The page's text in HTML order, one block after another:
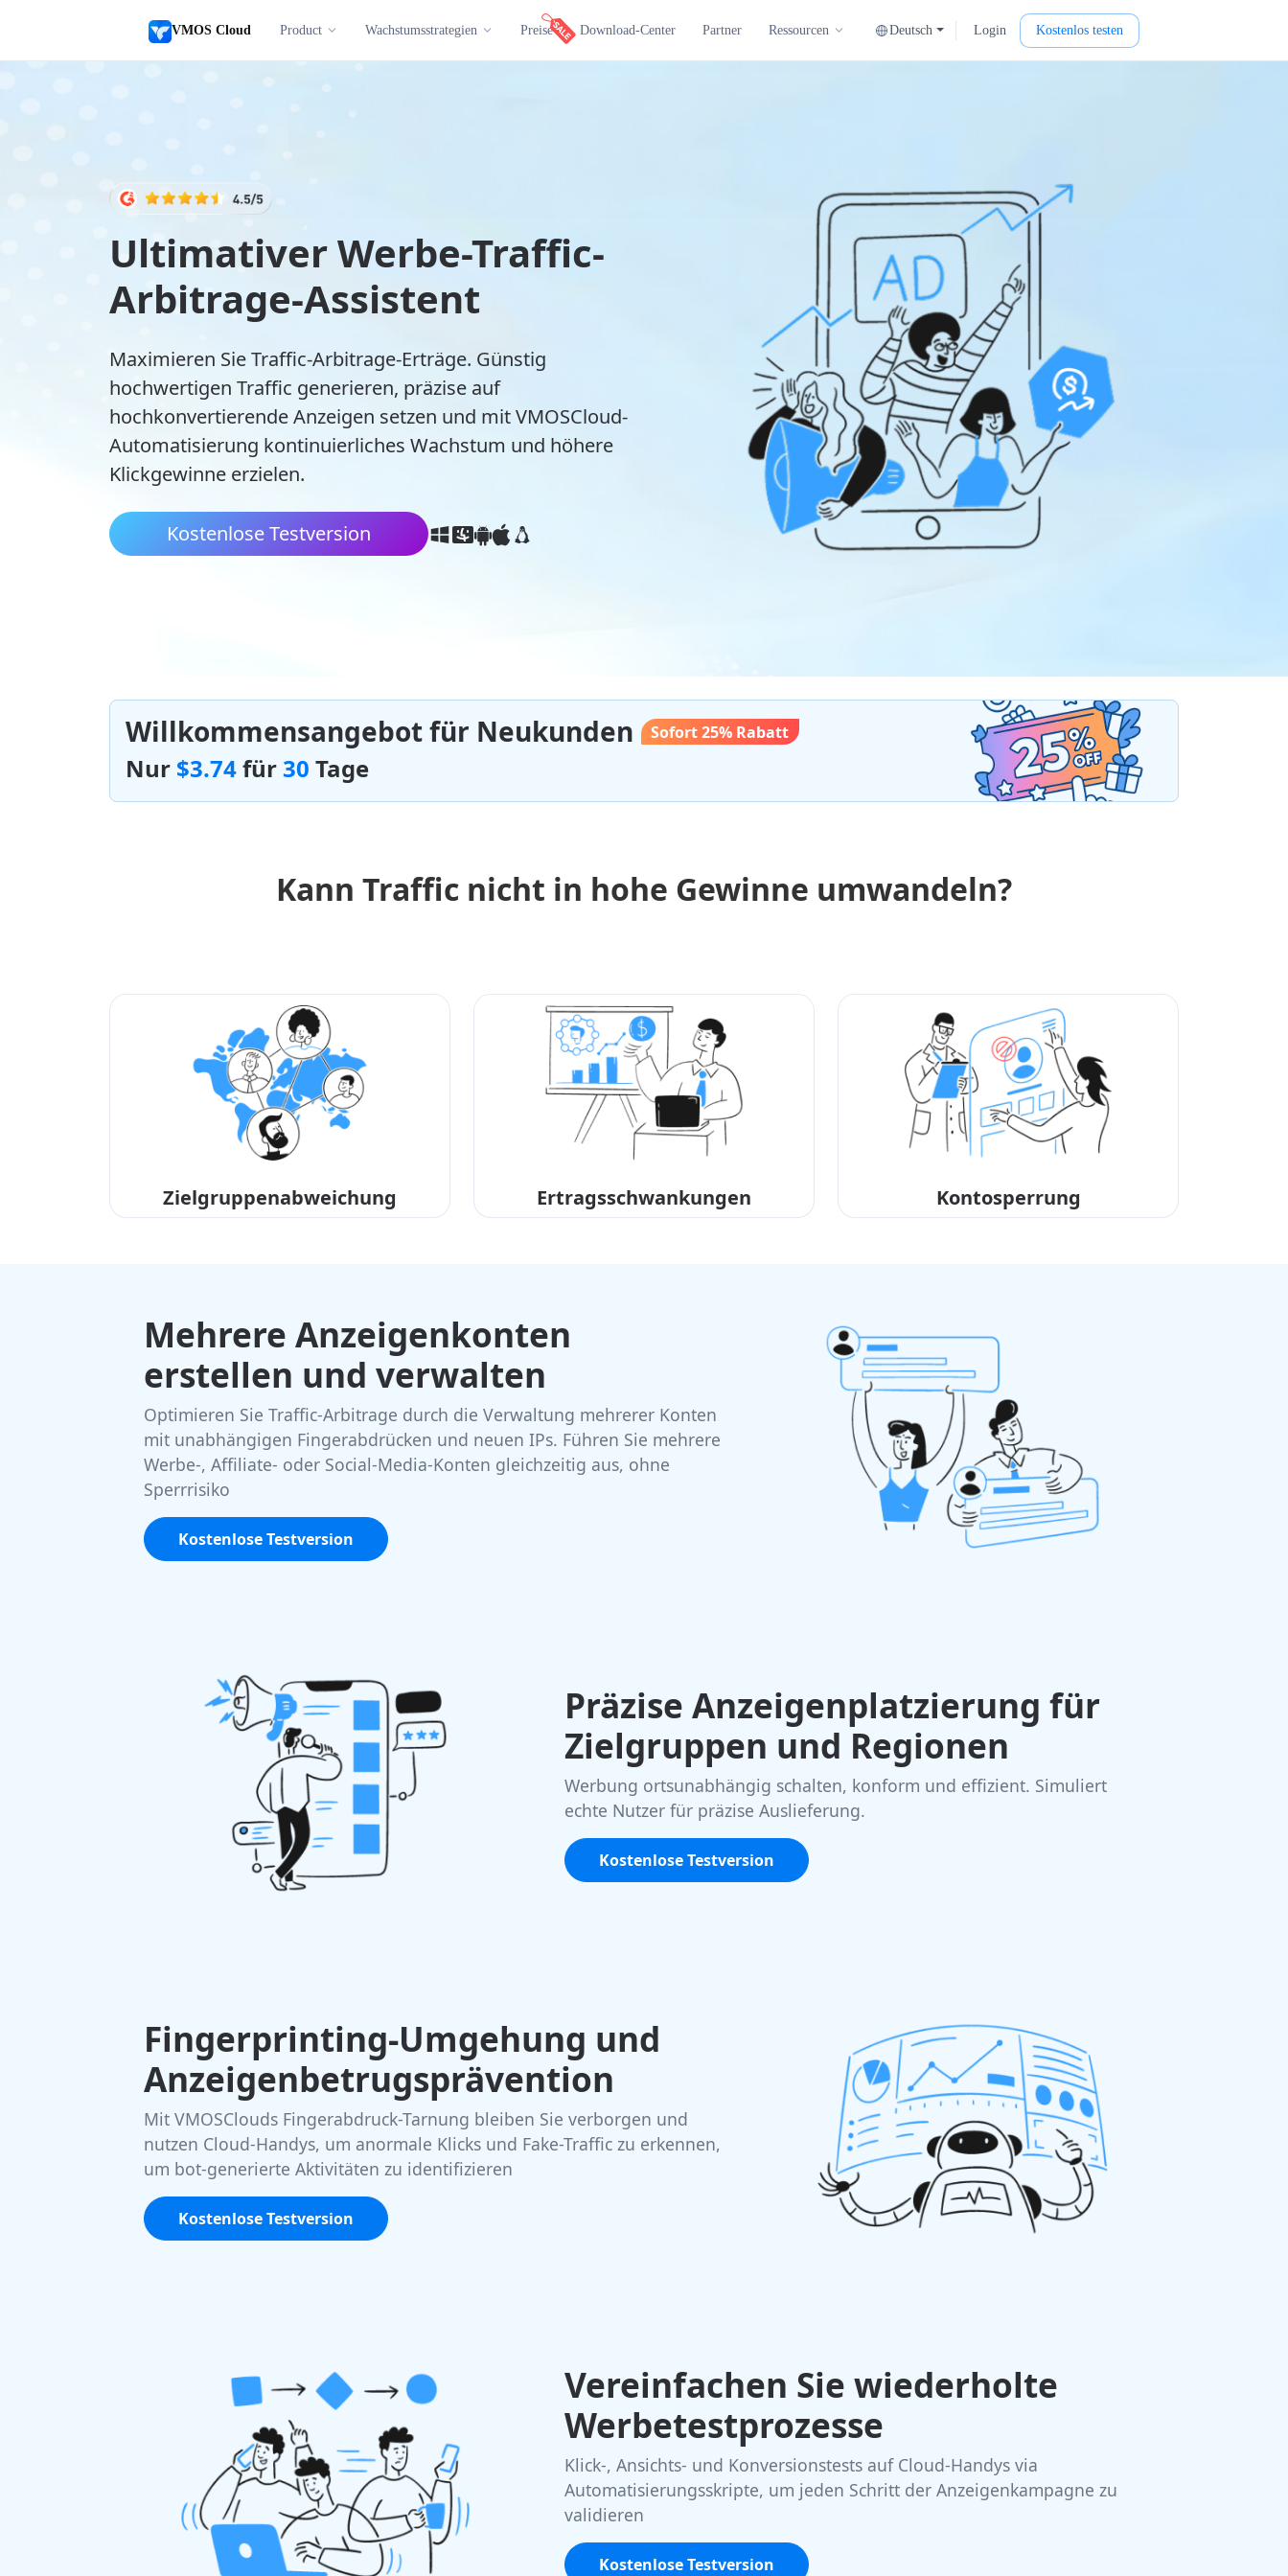
VMOS Cloud Product Wachstumsstrategien Preise Download-Center Partner Ressourcen Deutsch Login Kostenlos testen
Ultimativer Werbe-Traffic-
Arbitrage-Assistent
Maximieren Sie Traffic-Arbitrage-Erträge. Günstig
hochwertigen Traffic generieren, präzise auf
hochkonvertierende Anzeigen setzen und mit VMOSCloud-
Automatisierung kontinuierliches Wachstum und höhere
Klickgewinne erzielen.
Kostenlose Testversion
Willkommensangebot für Neukunden Sofort 25% Rabatt
Nur $3.74für 30 Tage
Kann Traffic nicht in hohe Gewinne umwandeln?
Zielgruppenabweichung Ertragsschwankungen Kontosperrung
Mehrere Anzeigenkonten
erstellen und verwalten
Optimieren Sie Traffic-Arbitrage durch die Verwaltung mehrerer Konten
mit unabhängigen Fingerabdrücken und neuen IPs. Führen Sie mehrere
Werbe-, Affiliate- oder Social-Media-Konten gleichzeitig aus, ohne
Sperrrisiko
Kostenlose Testversion
Präzise Anzeigenplatzierung für
Zielgruppen und Regionen
Werbung ortsunabhängig schalten, konform und effizient. Simuliert
echte Nutzer für präzise Auslieferung.
Kostenlose Testversion
Fingerprinting-Umgehung und
Anzeigenbetrugsprävention
Mit VMOSClouds Fingerabdruck-Tarnung bleiben Sie verborgen und
nutzen Cloud-Handys, um anormale Klicks und Fake-Traffic zu erkennen,
um bot-generierte Aktivitäten zu identifizieren
Kostenlose Testversion
Vereinfachen Sie wiederholte
Werbetestprozesse
Klick-, Ansichts- und Konversionstests auf Cloud-Handys via
Automatisierungsskripte, um jeden Schritt der Anzeigenkampagne zu
validieren
Kostenlose Testversion